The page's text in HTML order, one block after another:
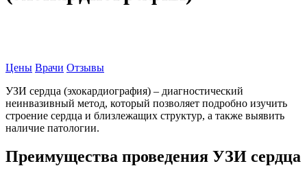
Цены Врачи Отзывы
УЗИ сердца (эхокардиография) – диагностический
неинвазивный метод, который позволяет подробно изучить
строение сердца и близлежащих структур, а также выявить
наличие патологии.
Преимущества проведения УЗИ сердца